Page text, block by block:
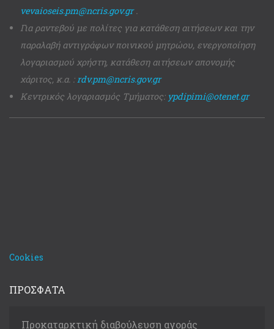
vevaioseis.pm@ncris.gov.gr.
Για ραντεβού με πολίτες για κατάθεση αιτήσεων και την
παραλαβή αντιγράφων ποινικού μητρώου, ενεργοποίηση
λογαριασμού χρήστη, κατάθεση αιτήσεων απονομής
χάριτος, κ.α. :rdv.pm@ncris.gov.gr
Κεντρικός λογαριασμός Τμήματος: ypdipimi@otenet.gr
Cookies
ΠΡΟΣΦΑΤΑ
Προκαταρκτική διαβούλευση αγοράς